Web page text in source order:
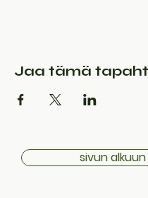
Jaa tämä
sivun alkuun